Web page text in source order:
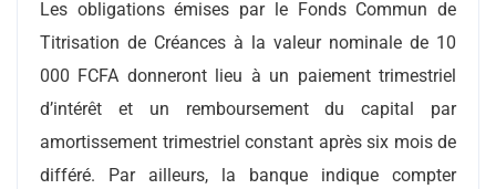
Les obligations émises par le Fonds Commun de
Titrisation de Créances à la valeur nominale de 10
000 FCFA donneront lieu à un paiement trimestriel
d’intérêt et un remboursement du capital par
amortissement trimestriel constant après six mois de
différé. Par ailleurs, la banque indique compter